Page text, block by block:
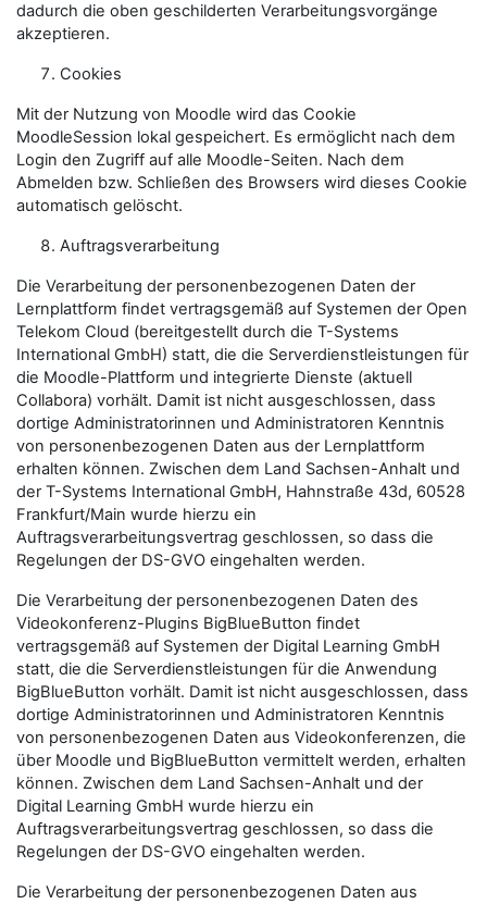
dadurch die oben geschilderten Verarbeitungsvorgänge
akzeptieren.
Cookies
Mit der Nutzung von Moodle wird das Cookie
MoodleSession lokal gespeichert. Es ermöglicht nach dem
Login den Zugriff auf alle Moodle-Seiten. Nach dem
Abmelden bzw. Schließen des Browsers wird dieses Cookie
automatisch gelöscht.
Auftragsverarbeitung
Die Verarbeitung der personenbezogenen Daten der
Lernplattform findet vertragsgemäß auf Systemen der Open
Telekom Cloud (bereitgestellt durch die T-Systems
International GmbH) statt, die die Serverdienstleistungen für
die Moodle-Plattform und integrierte Dienste (aktuell
Collabora) vorhält. Damit ist nicht ausgeschlossen, dass
dortige Administratorinnen und Administratoren Kenntnis
von personenbezogenen Daten aus der Lernplattform
erhalten können. Zwischen dem Land Sachsen-Anhalt und
der T-Systems International GmbH, Hahnstraße 43d, 60528
Frankfurt/Main wurde hierzu ein
Auftragsverarbeitungsvertrag geschlossen, so dass die
Regelungen der DS-GVO eingehalten werden.
Die Verarbeitung der personenbezogenen Daten des
Videokonferenz-Plugins BigBlueButton findet
vertragsgemäß auf Systemen der Digital Learning GmbH
statt, die die Serverdienstleistungen für die Anwendung
BigBlueButton vorhält. Damit ist nicht ausgeschlossen, dass
dortige Administratorinnen und Administratoren Kenntnis
von personenbezogenen Daten aus Videokonferenzen, die
über Moodle und BigBlueButton vermittelt werden, erhalten
können. Zwischen dem Land Sachsen-Anhalt und der
Digital Learning GmbH wurde hierzu ein
Auftragsverarbeitungsvertrag geschlossen, so dass die
Regelungen der DS-GVO eingehalten werden.
Die Verarbeitung der personenbezogenen Daten aus